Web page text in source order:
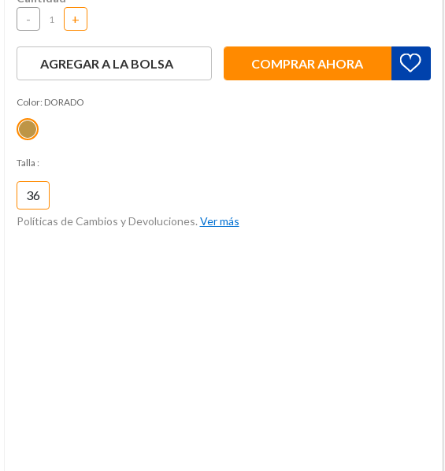
- +
AGREGAR A LA BOLSA COMPRAR AHORA
Color: DORADO
Talla :
36
Políticas de Cambios y Devoluciones. Ver más